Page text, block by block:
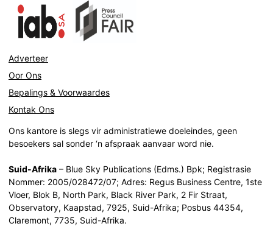
Adverteer
Oor Ons
Bepalings & Voorwaardes
Kontak Ons
Ons kantore is slegs vir administratiewe doeleindes, geen
besoekers sal sonder ‘n afspraak aanvaar word nie.
Suid-Afrika – Blue Sky Publications (Edms.) Bpk; Registrasie
Nommer: 2005/028472/07; Adres: Regus Business Centre, 1ste
Vloer, Blok B, North Park, Black River Park, 2 Fir Straat,
Observatory, Kaapstad, 7925, Suid-Afrika; Posbus 44354,
Claremont, 7735, Suid-Afrika.